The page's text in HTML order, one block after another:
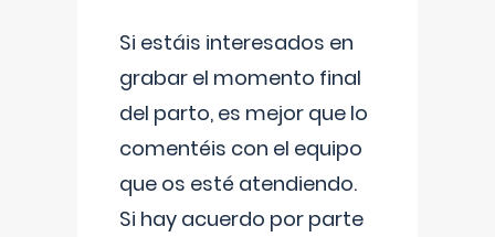
Si estáis interesados en
grabar el momento final
del parto, es mejor que lo
comentéis con el equipo
que os esté atendiendo.
Si hay acuerdo por parte